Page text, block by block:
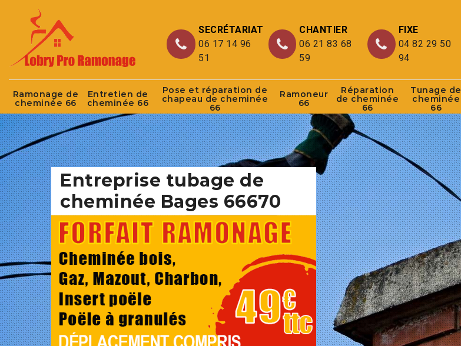
SECRÉTARIAT
06 17 14 96
51
CHANTIER
06 21 83 68
59
FIXE
04 82 29 50
94
Ramonage de
cheminée 66
Entretien de
cheminée 66
Pose et réparation de
chapeau de cheminée
66
Ramoneur
66
Réparation
de cheminée
66
Tunage de
cheminée
66
Entreprise tubage de
cheminée Bages 66670